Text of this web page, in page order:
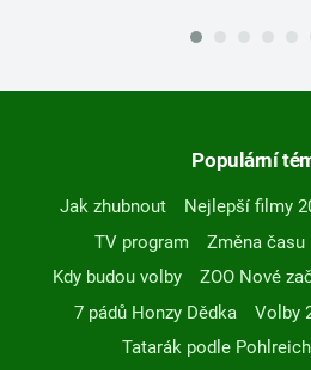
Populární
Jak zhubnout Nejlepší filmy
TV program
Změna času
Kdy budou volby
ZOO Nové
7 pádů Honzy Dědka
Volby
Tatarák podle